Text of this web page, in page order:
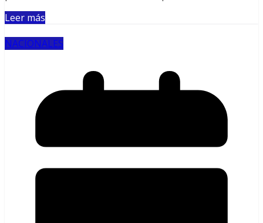
Leer más
NACIONALES